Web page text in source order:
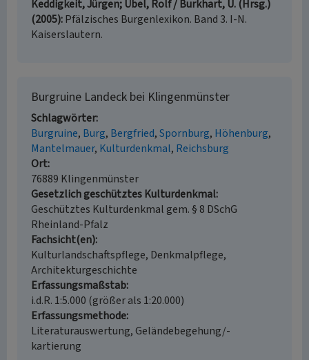
Keddigkeit, Jürgen; Übel, Rolf / Burkhart, U. (Hrsg.)
(2005) Pfälzisches Burgenlexikon. Band 3. I-N.
Kaiserslautern.
Burgruine Landeck bei Klingenmünster
Schlagwörter
Burgruine Burg Bergfried Spornburg Höhenburg
Mantelmauer Kulturdenkmal Reichsburg
Ort
76889 Klingenmünster
Gesetzlich geschütztes Kulturdenkmal
Geschütztes Kulturdenkmal gem. § 8 DSchG
Rheinland-Pfalz
Fachsicht(en)
Kulturlandschaftspflege, Denkmalpflege,
Architekturgeschichte
Erfassungsmaßstab
i.d.R. 1:5.000 (größer als 1:20.000)
Erfassungsmethode
Literaturauswertung, Geländebegehung/-
kartierung